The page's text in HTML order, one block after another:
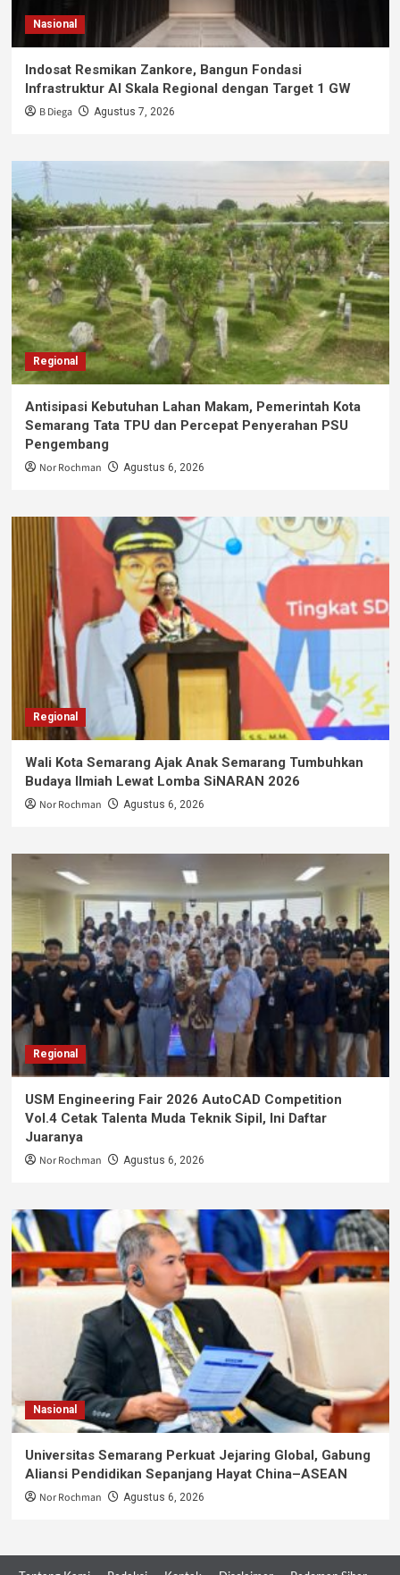
Nasional
Indosat Resmikan Zankore, Bangun Fondasi
Infrastruktur AI Skala Regional dengan Target 1 GW
B Diega Agustus 7, 2026
Regional
Antisipasi Kebutuhan Lahan Makam, Pemerintah Kota
Semarang Tata TPU dan Percepat Penyerahan PSU
Pengembang
Nor Rochman Agustus 6, 2026
Regional
Wali Kota Semarang Ajak Anak Semarang Tumbuhkan
Budaya Ilmiah Lewat Lomba SiNARAN 2026
Nor Rochman Agustus 6, 2026
Regional
USM Engineering Fair 2026 AutoCAD Competition
Vol.4 Cetak Talenta Muda Teknik Sipil, Ini Daftar
Juaranya
Nor Rochman Agustus 6, 2026
Nasional
Universitas Semarang Perkuat Jejaring Global, Gabung
Aliansi Pendidikan Sepanjang Hayat China–ASEAN
Nor Rochman Agustus 6, 2026